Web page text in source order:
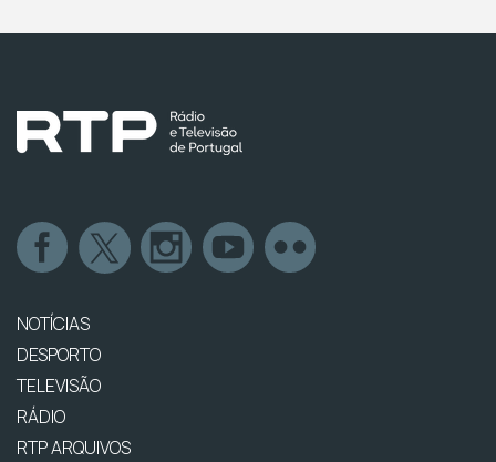
NOTÍCIAS
DESPORTO
TELEVISÃO
RÁDIO
RTP ARQUIVOS